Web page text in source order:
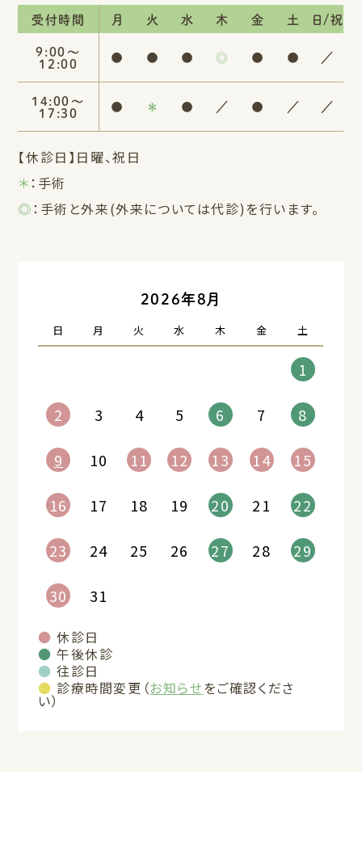
受付時間 月 火 水 木 金 土
日/祝
9:00〜
12:00 ● ● ● ◎ ● ● ／
14:00〜
17:30 ● ＊ ● ／ ● ／ ／
【休診日】日曜、祝日
＊ ：手術
◎ ：手術と外来(外来については代診)を行います。
2026年8月
日 月 火 水 木 金 土
1
2 3 4 5 6 7 8
9 10 11 12 13 14 15
16 17 18 19 20 21 22
23 24 25 26 27 28 29
30 31
● 休診日
● 午後休診
● 往診日
● 診療時間変更（お知らせをご確認くださ
い）